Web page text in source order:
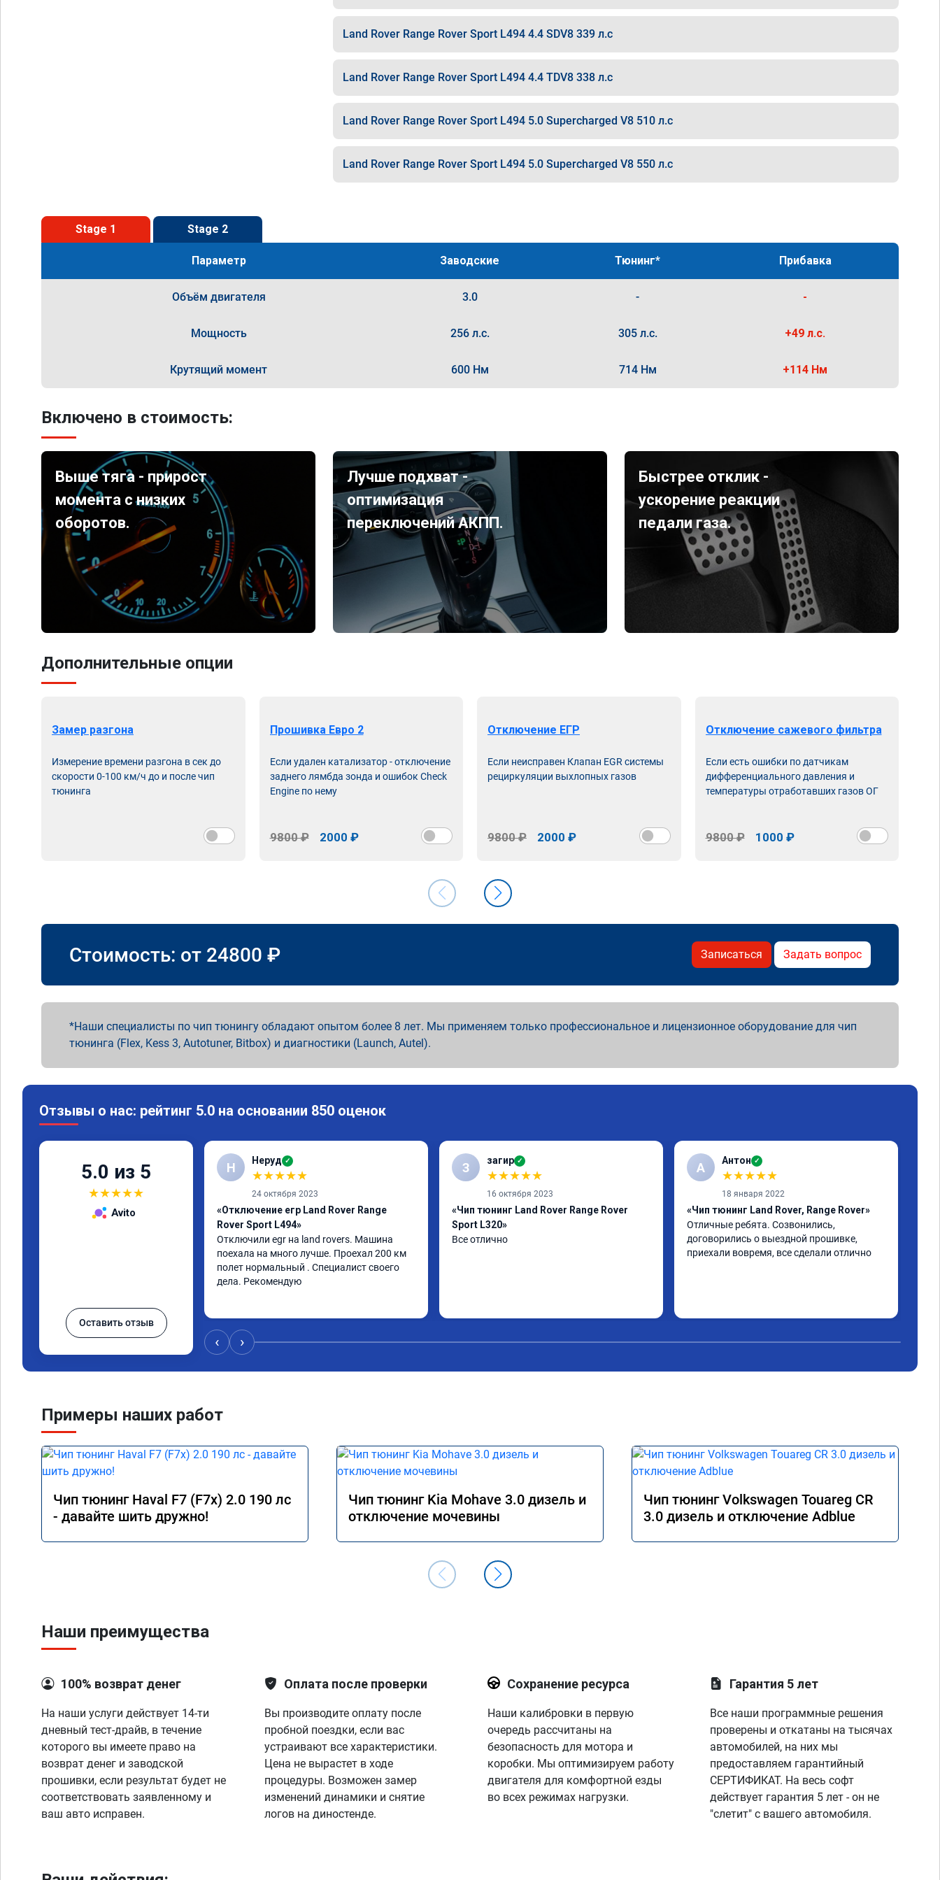
Land Rover Range Rover Sport L494 4.4 SDV8 339 л.с
Land Rover Range Rover Sport L494 4.4 TDV8 338 л.с
Land Rover Range Rover Sport L494 5.0 Supercharged V8 510 л.с
Land Rover Range Rover Sport L494 5.0 Supercharged V8 550 л.с
Stage 1 Stage 2
Параметр Заводские Тюнинг* Прибавка
Объём двигателя 3.0 - -
Мощность 256 л.с. 305 л.с. +49 л.с.
Крутящий момент 600 Нм 714 Нм +114 Нм
Включено в стоимость:
Выше тяга - прирост
момента с низких
оборотов.
Лучше подхват -
оптимизация
переключений АКПП.
Быстрее отклик -
ускорение реакции
педали газа.
Дополнительные опции
Замер разгона
Измерение времени разгона в сек до
скорости 0-100 км/ч до и после чип
тюнинга
Прошивка Евро 2
Если удален катализатор - отключение
заднего лямбда зонда и ошибок Check
Engine по нему
9800 ₽ 2000 ₽
Отключение ЕГР
Если неисправен Клапан EGR системы
рециркуляции выхлопных газов
9800 ₽ 2000 ₽
Отключение сажевого фильтра
Если есть ошибки по датчикам
дифференциального давления и
температуры отработавших газов ОГ
9800 ₽ 1000 ₽
Стоимость: от 24800 ₽ Записаться Задать вопрос
Наши специалисты по чип тюнингу обладают опытом более 8 лет. Мы применяем только профессиональное и лицензионное оборудование для чип
тюнинга (Flex, Kess 3, Autotuner, Bitbox) и диагностики (Launch, Autel).
Отзывы о нас: рейтинг 5.0 на основании 850 оценок
5.0 из 5
★★★★★
Avito
Оставить отзыв
Н Неруд ✓
★★★★★
24 октября 2023
«Отключение егр Land Rover Range
Rover Sport L494»
Отключили egr на land rovers. Машина
поехала на много лучше. Проехал 200 км
полет нормальный . Специалист своего
дела. Рекомендую
З загир ✓
★★★★★
16 октября 2023
«Чип тюнинг Land Rover Range Rover
Sport L320»
Все отлично
А Антон ✓
★★★★★
18 января 2022
«Чип тюнинг Land Rover, Range Rover»
Отличные ребята. Созвонились,
договорились о выездной прошивке,
приехали вовремя, все сделали отлично
‹ ›
Примеры наших работ
Чип тюнинг Haval F7 (F7x) 2.0 190 лс
- давайте шить дружно!
Чип тюнинг Kia Mohave 3.0 дизель и
отключение мочевины
Чип тюнинг Volkswagen Touareg CR
3.0 дизель и отключение Adblue
Наши преимущества
100% возврат денег
На наши услуги действует 14-ти
дневный тест-драйв, в течение
которого вы имеете право на
возврат денег и заводской
прошивки, если результат будет не
соответствовать заявленному и
ваш авто исправен.
Оплата после проверки
Вы производите оплату после
пробной поездки, если вас
устраивают все характеристики.
Цена не вырастет в ходе
процедуры. Возможен замер
изменений динамики и снятие
логов на диностенде.
Сохранение ресурса
Наши калибровки в первую
очередь рассчитаны на
безопасность для мотора и
коробки. Мы оптимизируем работу
двигателя для комфортной езды
во всех режимах нагрузки.
Гарантия 5 лет
Все наши программные решения
проверены и откатаны на тысячах
автомобилей, на них мы
предоставляем гарантийный
СЕРТИФИКАТ. На весь софт
действует гарантия 5 лет - он не
"слетит" с вашего автомобиля.